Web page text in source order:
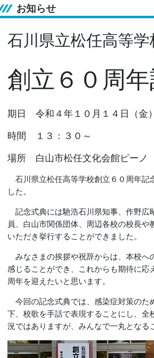
お知らせ
石川県立松任高等学
創立６０周
期日 令和４年１０月１４日（金）
時間 １３：３０～
場所 白山市松任文化会館ピーノ
石川県立松任高等学校創立６０周年記
した。
記念式典には馳浩石川県知事、作野広
員、白山市関係団体、周辺各校の校長
いただき挙行することができました。
みなさまの挨拶や祝辞からは、本校へ
感じることができ、これからも期待に応
周年を迎えたいと思います。
今回の記念式典では、感染症対策のた
下、校歌を手話で表現することにし、
況ではありますが、みんなで一丸となる